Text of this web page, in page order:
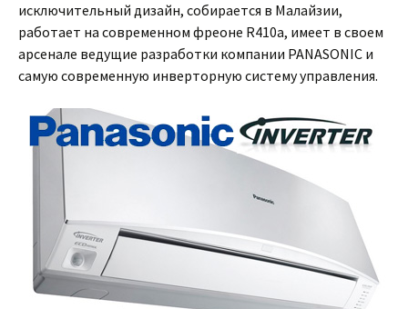
исключительный дизайн, собирается в Малайзии,
работает на современном фреоне R410a, имеет в своем
арсенале ведущие разработки компании PANASONIC и
самую современную инверторную систему управления.